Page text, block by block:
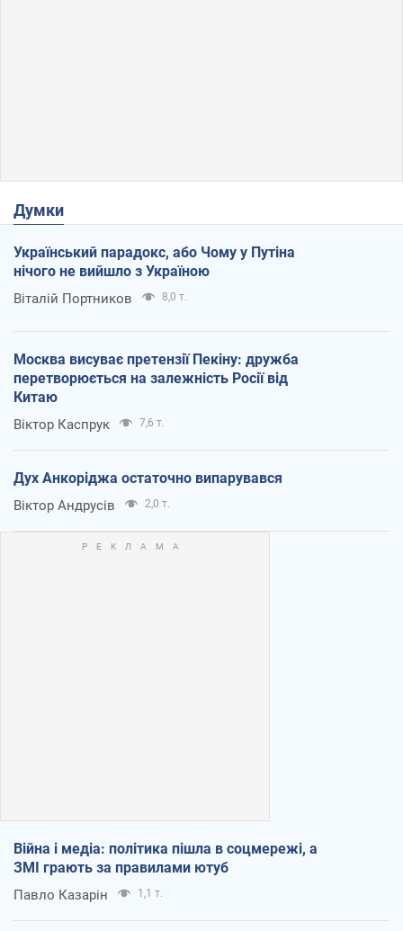
Думки
Український парадокс, або Чому у Путіна
нічого не вийшло з Україною
Віталій Портников 8,0 т.
Москва висуває претензії Пекіну: дружба
перетворюється на залежність Росії від
Китаю
Віктор Каспрук 7,6 т.
Дух Анкоріджа остаточно випарувався
Віктор Андрусів 2,0 т.
Війна і медіа: політика пішла в соцмережі, а
ЗМІ грають за правилами ютуб
Павло Казарін 1,1 т.